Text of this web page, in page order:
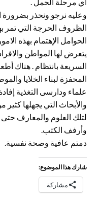
أي مرحلة الحمل .
وعليه نرجو ونحذر بضرورة
الظروف الحرجة التي تمر
الحوامل الإهتمام بهذه
يتعرض لها المواطن
السريعة بانتظام . هناك
المحفزة لبناء الخلايا
علماء ودارسى التغذية
والأبحاث التي يجهلها
لتلك العلوم والمعارف
وأرفف الكتب.
دمتم عافية وصحة نفسية.
شارك هذا الموضوع:
مشاركة